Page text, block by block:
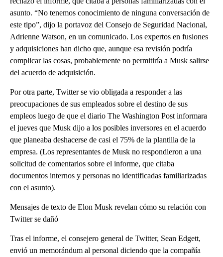
asunto. “No tenemos conocimiento de ninguna conversación de
este tipo”, dijo la portavoz del Consejo de Seguridad Nacional,
Adrienne Watson, en un comunicado. Los expertos en fusiones
y adquisiciones han dicho que, aunque esa revisión podría
complicar las cosas, probablemente no permitiría a Musk salirse
del acuerdo de adquisición.
Por otra parte, Twitter se vio obligada a responder a las
preocupaciones de sus empleados sobre el destino de sus
empleos luego de que el diario The Washington Post informara
el jueves que Musk dijo a los posibles inversores en el acuerdo
que planeaba deshacerse de casi el 75% de la plantilla de la
empresa. (Los representantes de Musk no respondieron a una
solicitud de comentarios sobre el informe, que citaba
documentos internos y personas no identificadas familiarizadas
con el asunto).
Mensajes de texto de Elon Musk revelan cómo su relación con
Twitter se dañó
Tras el informe, el consejero general de Twitter, Sean Edgett,
envió un memorándum al personal diciendo que la compañía